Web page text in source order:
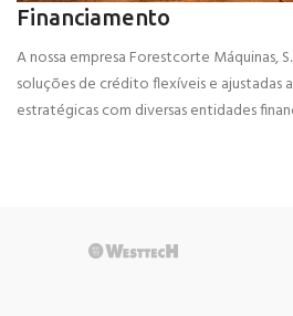
Financiamento
A nossa empresa Forestcorte Máquinas,
soluções de crédito flexíveis e ajustadas
estratégicas com diversas entidades